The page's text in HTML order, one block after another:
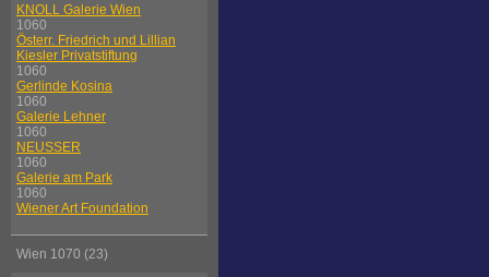
KNOLL Galerie Wien
1060
Österr. Friedrich und Lillian
Kiesler Privatstiftung
1060
Gerlinde Kosina
1060
Galerie Lehner
1060
NEUSSER
1060
Galerie am Park
1060
Wiener Art Foundation
Wien 1070 (23)